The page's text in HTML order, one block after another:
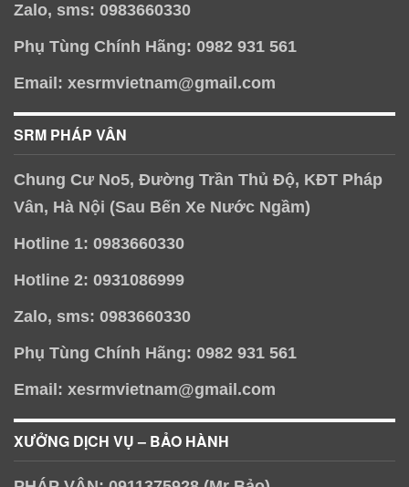
Zalo, sms: 0983660330
Phụ Tùng Chính Hãng: 0982 931 561
Email: xesrmvietnam@gmail.com
SRM PHÁP VÂN
Chung Cư No5, Đường Trần Thủ Độ, KĐT Pháp
Vân, Hà Nội (Sau Bến Xe Nước Ngầm)
Hotline 1: 0983660330
Hotline 2: 0931086999
Zalo, sms: 0983660330
Phụ Tùng Chính Hãng: 0982 931 561
Email: xesrmvietnam@gmail.com
XƯỞNG DỊCH VỤ – BẢO HÀNH